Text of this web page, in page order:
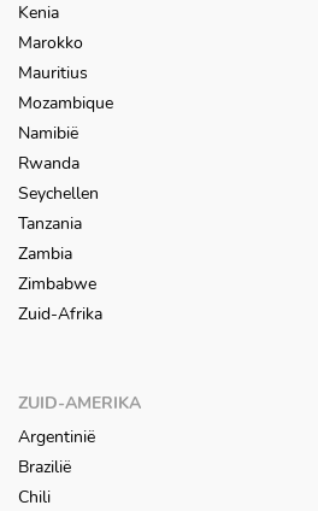
Kenia
Marokko
Mauritius
Mozambique
Namibië
Rwanda
Seychellen
Tanzania
Zambia
Zimbabwe
Zuid-Afrika
ZUID-AMERIKA
Argentinië
Brazilië
Chili